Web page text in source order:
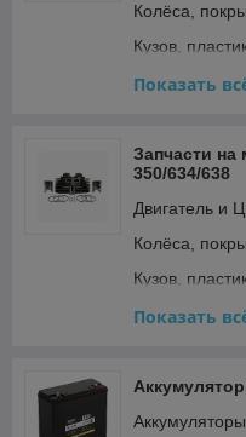
Стартер и
Топливная
Тормозная
Фильтры
Колёса,
Кузов,
Освещение и
Прочее
Топливная
Тормозная
Показать
Запчасти на
350/634/638
Двигатель и
Колёса,
Кузов,
Освещение и
Прочее
Показать